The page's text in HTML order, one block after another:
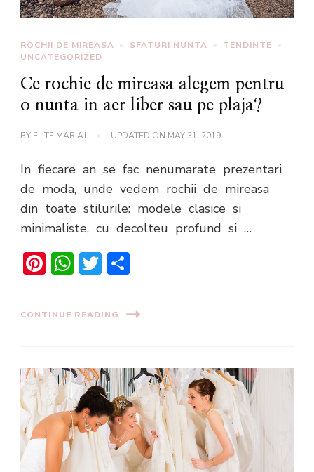
ROCHII DE MIREASA SFATURI NUNTA
TENDINTE
UNCATEGORIZED
Ce rochie de mireasa alegem pentru
o nunta in aer liber sau pe plaja?
BY ELITE MARIAJ UPDATED ON MAY 31, 2019
In fiecare an se fac nenumarate prezentari
de moda, unde vedem rochii de mireasa
din toate stilurile: modele clasice si
minimaliste, cu decolteu profund si …
Pinterest
WhatsApp
Twitter
CONTINUE READING